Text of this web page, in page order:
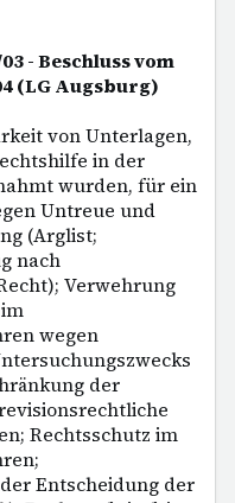
- Beschluss vom
(LG Augsburg)
von Unterlagen,
in der
wurden, für ein
Untreue und
(Arglist;
nach
Verwehrung
wegen
der
Rechtsschutz im
Entscheidung der